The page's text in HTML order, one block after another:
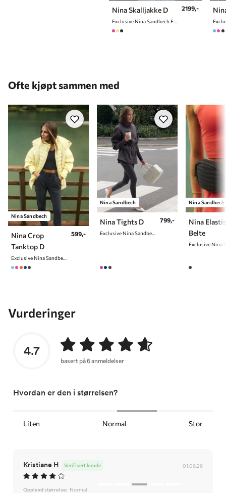
Nina Skalljakke D
Exclusive Nina Sandbech Edition
2199,-
Ofte kjøpt sammen med
Nina Sandbech
Nina Crop
Tanktop D
Exclusive Nina Sandbech Edition
599,-
Nina Sandbech
Nina Tights D
Exclusive Nina Sandbech Edition
799,-
Nina Sandbech
Nina
Belte
Vurderinger
4.7
basert på 6 anmeldelser
Hvordan er den i størrelsen?
Liten Normal Stor
Kristiane H 01.06.26
Verifisert kunde
Opplevd størrelse: Normal